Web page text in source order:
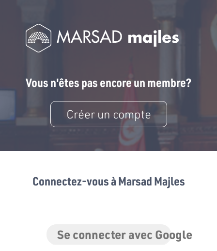
Vous n'êtes pas encore un membre?
Créer un compte
Connectez-vous à Marsad Majles
Se connecter avec Google